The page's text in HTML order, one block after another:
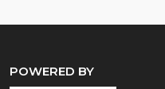
POWERED BY